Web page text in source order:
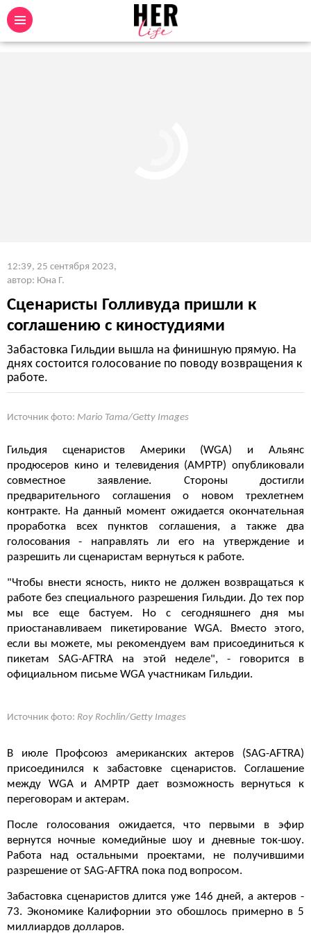
12:39, 25 сентября 2023,
автор: Юна Г.
Сценаристы Голливуда пришли к
соглашению с киностудиями
Забастовка Гильдии вышла на финишную прямую. На
днях состоится голосование по поводу возвращения к
работе.
Источник фото: Mario Tama/Getty Images
Гильдия сценаристов Америки (WGA) и Альянс
продюсеров кино и телевидения (AMPTP) опубликовали
совместное заявление. Стороны достигли
предварительного соглашения о новом трехлетнем
контракте. На данный момент ожидается окончательная
проработка всех пунктов соглашения, а также два
голосования - направлять ли его на утверждение и
разрешить ли сценаристам вернуться к работе.
"Чтобы внести ясность, никто не должен возвращаться к
работе без специального разрешения Гильдии. До тех пор
мы все еще бастуем. Но с сегодняшнего дня мы
приостанавливаем пикетирование WGA. Вместо этого,
если вы можете, мы рекомендуем вам присоединиться к
пикетам SAG-AFTRA на этой неделе", - говорится в
официальном письме WGA участникам Гильдии.
Источник фото: Roy Rochlin/Getty Images
В июле Профсоюз американских актеров (SAG-AFTRA)
присоединился к забастовке сценаристов. Соглашение
между WGA и AMPTP дает возможность вернуться к
переговорам и актерам.
После голосования ожидается, что первыми в эфир
вернутся ночные комедийные шоу и дневные ток-шоу.
Работа над остальными проектами, не получившими
разрешение от SAG-AFTRA пока под вопросом.
Забастовка сценаристов длится уже 146 дней, а актеров -
73. Экономике Калифорнии это обошлось примерно в 5
миллиардов долларов.